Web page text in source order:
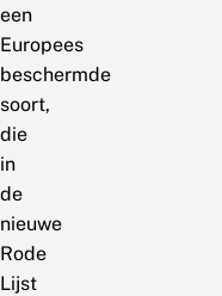
een
Europees
beschermde
soort,
die
in
de
nieuwe
Rode
Lijst